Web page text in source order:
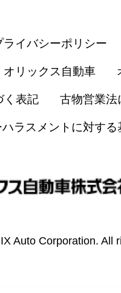
ライバシーポリシー
オリックス自動車
く表記 古物営業法
ラスメントに対する
Auto Corporation. All